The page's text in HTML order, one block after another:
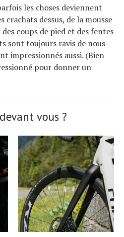
les choses deviennent
crachats dessus, de la mousse
coups de pied et des fentes
sont toujours ravis de nous
impressionnés aussi. (Bien
pour donner un
vous ?